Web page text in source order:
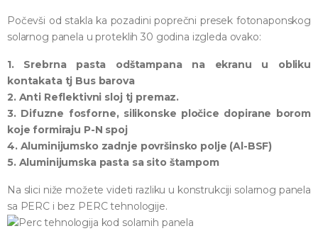
Počevši od stakla ka pozadini poprečni presek fotonaponskog
solarnog panela u proteklih 30 godina izgleda ovako:
1. Srebrna pasta odštampana na ekranu u obliku
kontakata tj Bus barova
2. Anti Reflektivni sloj tj premaz.
3. Difuzne fosforne, silikonske pločice dopirane borom
koje formiraju P-N spoj
4. Aluminijumsko zadnje površinsko polje (Al-BSF)
5. Aluminijumska pasta sa sito štampom
Na slici niže možete videti razliku u konstrukciji solarnog panela
sa PERC i bez PERC tehnologije.